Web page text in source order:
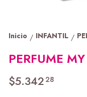
Inicio / INFANTIL /
PERFUME
$5.34228